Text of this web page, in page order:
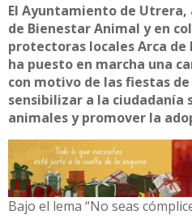
El Ayuntamiento de Utrera,
de Bienestar Animal y en
protectoras locales Arca de
ha puesto en marcha una
con motivo de las fiestas
sensibilizar a la ciudadanía
animales y promover la
Bajo el lema “No seas